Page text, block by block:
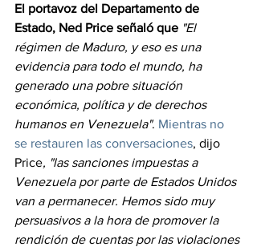
El portavoz del Departamento de
Estado, Ned Price señaló que "El
régimen de Maduro, y eso es una
evidencia para todo el mundo, ha
generado una pobre situación
económica, política y de derechos
humanos en Venezuela". Mientras no
se restauren las conversaciones, dijo
Price, "las sanciones impuestas a
Venezuela por parte de Estados Unidos
van a permanecer. Hemos sido muy
persuasivos a la hora de promover la
rendición de cuentas por las violaciones